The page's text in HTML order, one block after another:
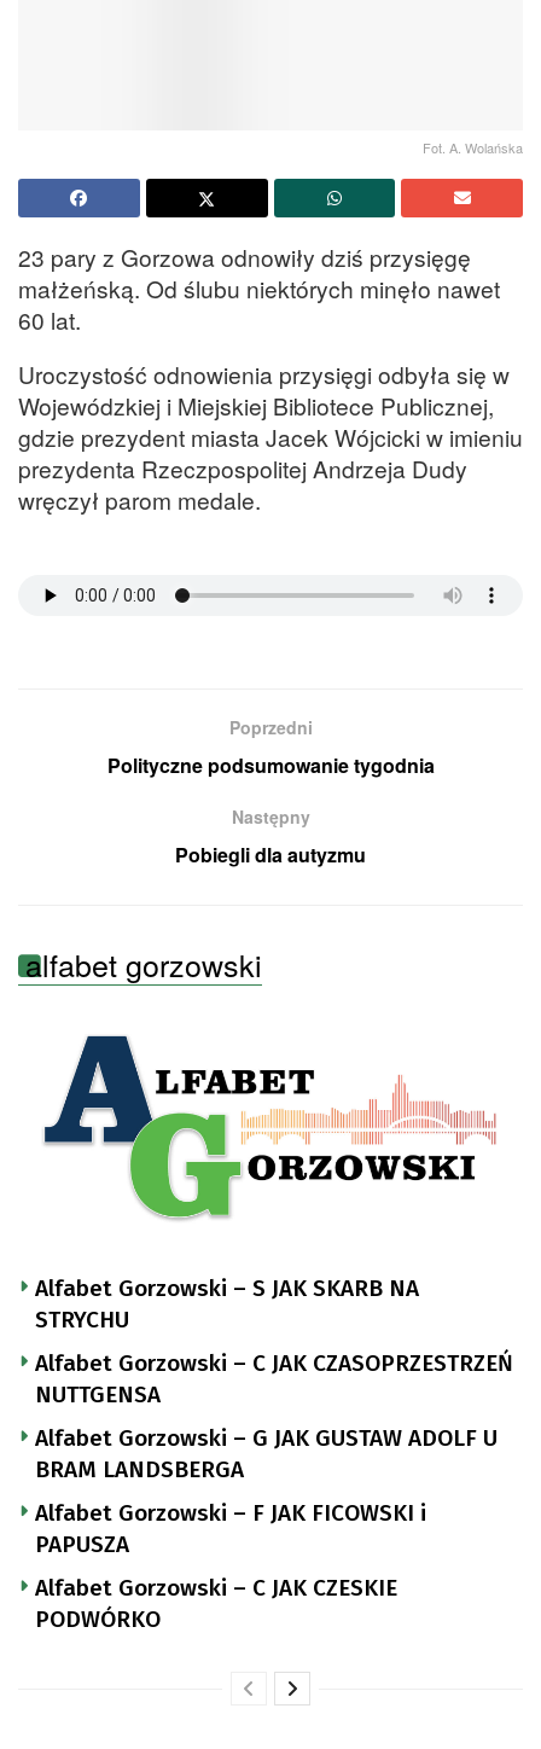
Fot. A. Wolańska
23 pary z Gorzowa odnowiły dziś przysięgę
małżeńską. Od ślubu niektórych minęło nawet
60 lat.
Uroczystość odnowienia przysięgi odbyła się w
Wojewódzkiej i Miejskiej Bibliotece Publicznej,
gdzie prezydent miasta Jacek Wójcicki w imieniu
prezydenta Rzeczpospolitej Andrzeja Dudy
wręczył parom medale.
Poprzedni
Polityczne podsumowanie tygodnia
Następny
Pobiegli dla autyzmu
alfabet gorzowski
Alfabet Gorzowski – S JAK SKARB NA
STRYCHU
Alfabet Gorzowski – C JAK CZASOPRZESTRZEŃ
NUTTGENSA
Alfabet Gorzowski – G JAK GUSTAW ADOLF U
BRAM LANDSBERGA
Alfabet Gorzowski – F JAK FICOWSKI i
PAPUSZA
Alfabet Gorzowski – C JAK CZESKIE
PODWÓRKO